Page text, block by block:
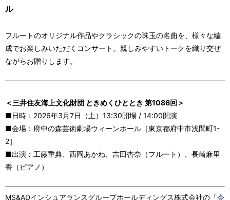
ル
フルートのオリジナル作品やクラシックの珠玉の名曲を、様々な編
成でお楽しみいただくコンサート。親しみやすいトークを織り交ぜ
ながらお贈りします。
＜三井住友海上文化財団 ときめくひととき 第1086回＞
■日時：2026年3月7日（土）13:30開場 / 14:00開演
■会場：府中の森芸術劇場ウィーンホール［東京都府中市浅間町1-
2］
■出演：工藤重典、西岡あかね、吉田杏奈（フルート）、長崎麻里
香（ピアノ）
MS&ADインシュアランスグループホールディングス株式会社の「令